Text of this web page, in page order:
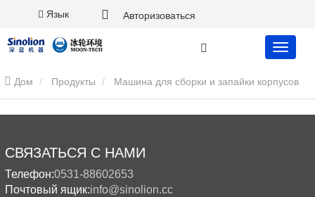
Язык Авторизоваться
Дом Продукты Машина для сборки и запайки корпусов
СВЯЗАТЬСЯ С НАМИ
Телефон:0531-88602653
Почтовый ящик:info@sinolion.cc